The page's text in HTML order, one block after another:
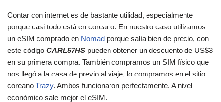
Contar con internet es de bastante utilidad, especialmente
porque casi todo está en coreano. En nuestro caso utilizamos
un eSIM comprado en Nomad porque salía bien de precio, con
este código CARL57HS pueden obtener un descuento de US$3
en su primera compra. También compramos un SIM físico que
nos llegó a la casa de previo al viaje, lo compramos en el sitio
coreano Trazy. Ambos funcionaron perfectamente. A nivel
económico sale mejor el eSIM.